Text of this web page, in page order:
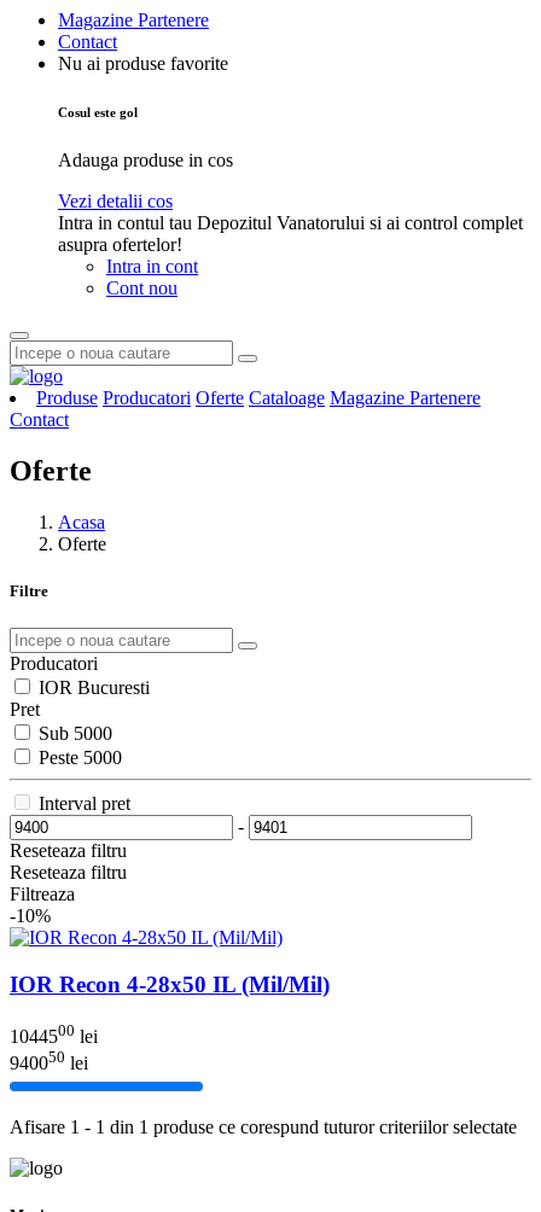
Magazine Partenere
Contact
Nu ai produse favorite
Cosul este gol
Adauga produse in cos
Vezi detalii cos
Intra in contul tau Depozitul Vanatorului si ai control complet
asupra ofertelor!
Intra in cont
Cont nou
Produse Producatori Oferte Cataloage Magazine Partenere
Contact
Oferte
Acasa
Oferte
Filtre
Producatori
IOR Bucuresti
Pret
Sub 5000
Peste 5000
Interval pret
-
Reseteaza filtru
Reseteaza filtru
Filtreaza
-10%
IOR Recon 4-28x50 IL (Mil/Mil)
1044500 lei
940050 lei
Afisare 1 - 1 din 1 produse ce corespund tuturor criteriilor selectate